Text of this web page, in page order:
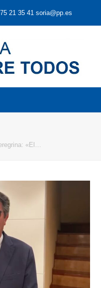
21 35 41 soria@pp.es
«El…